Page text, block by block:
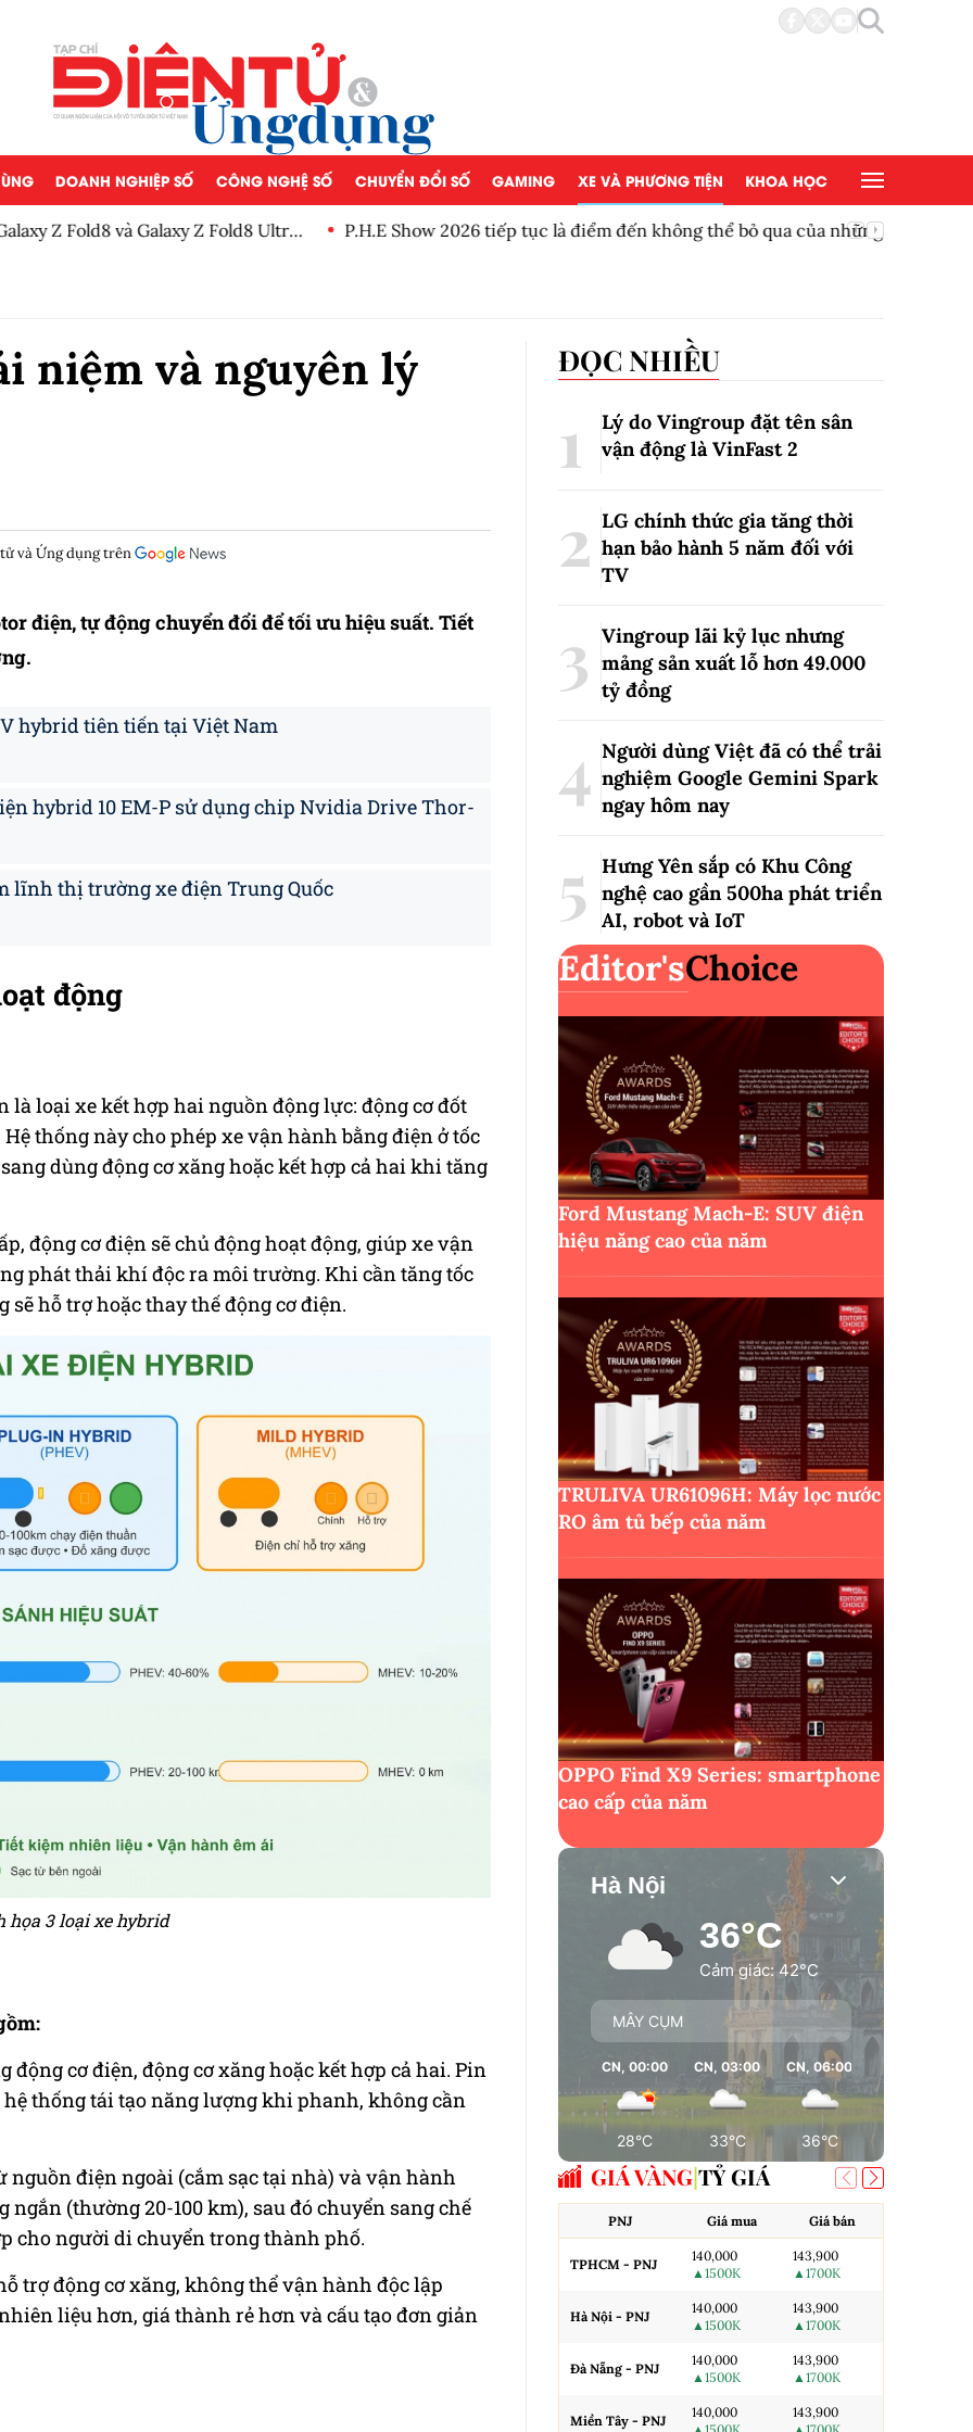
DOANH NGHIỆP SỐ CÔNG NGHỆ SỐ CHUYỂN ĐỔI SỐ GAMING XE VÀ PHƯƠNG TIỆN KHOA HỌC
và Galaxy Z Fold8 Ultra,
P.H.E Show 2026 tiếp tục là điểm đến không thể bỏ qua của những ai đam
niệm và nguyên lý
và Ứng dụng trên
điện, tự động chuyển đổi để tối ưu hiệu suất. Tiết
hybrid tiên tiến tại Việt Nam
hybrid 10 EM-P sử dụng chip Nvidia Drive Thor-
lĩnh thị trường xe điện Trung Quốc
động
là loại xe kết hợp hai nguồn động lực: động cơ đốt
thống này cho phép xe vận hành bằng điện ở tốc
dùng động cơ xăng hoặc kết hợp cả hai khi tăng
động cơ điện sẽ chủ động hoạt động, giúp xe vận
phát thải khí độc ra môi trường. Khi cần tăng tốc
hỗ trợ hoặc thay thế động cơ điện.
họa 3 loại xe hybrid
động cơ điện, động cơ xăng hoặc kết hợp cả hai. Pin
thống tái tạo năng lượng khi phanh, không cần
nguồn điện ngoài (cắm sạc tại nhà) và vận hành
(thường 20-100 km), sau đó chuyển sang chế
cho người di chuyển trong thành phố.
trợ động cơ xăng, không thể vận hành độc lập
liệu hơn, giá thành rẻ hơn và cấu tạo đơn giản
ĐỌC NHIỀU
Lý do Vingroup đặt tên sân
vận động là VinFast2
LG chính thức gia tăng thời
hạn bảo hành 5 năm đối với
TV
Vingroup lãi kỷ lục nhưng
mảng sản xuất lỗ hơn 49.000
tỷ đồng
Người dùng Việt đã có thể trải
nghiệm Google Gemini Spark
ngay hôm nay
Hưng Yên sắp có Khu Công
nghệ cao gần 500ha phát triển
AI, robot và IoT
Editor'sChoice
Ford Mustang Mach-E: SUV điện
hiệu năng cao của năm
TRULIVA UR61096H: Máy lọc nước
RO âm tủ bếp của năm
OPPO Find X9 Series: smartphone
cao cấp của năm
Hà Nội
36°C
Cảm giác: 42°C
MÂY CỤM
CN, 00:00
28°C
CN, 03:00
33°C
CN, 06:00
36°C
GIÁ VÀNG TỶ GIÁ
PNJ Giá mua Giá bán
TPHCM - PNJ
140,000
▲1500K
143,900
▲1700K
Hà Nội - PNJ
140,000
▲1500K
143,900
▲1700K
Đà Nẵng - PNJ
140,000
▲1500K
143,900
▲1700K
Miền Tây - PNJ
140,000
143,900